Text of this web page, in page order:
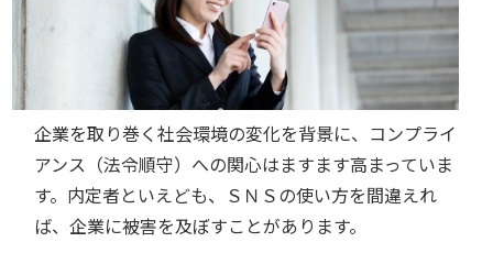
企業を取り巻く社会環境の変化を背景に、コンプライ
アンス（法令順守）への関心はますます高まっていま
す。内定者といえども、ＳＮＳの使い方を間違えれ
ば、企業に被害を及ぼすことがあります。